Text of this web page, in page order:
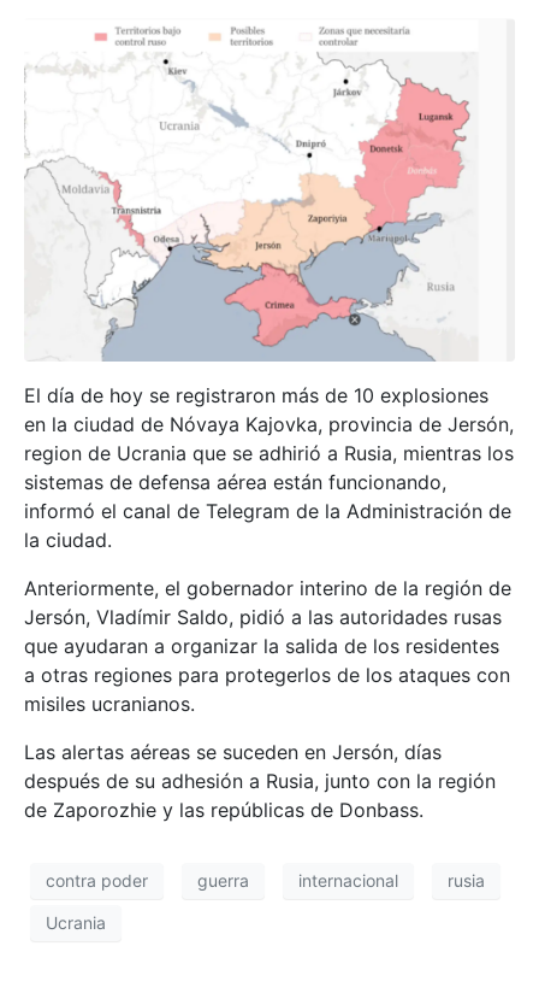
El día de hoy se registraron más de 10 explosiones
en la ciudad de Nóvaya Kajovka, provincia de Jersón,
region de Ucrania que se adhirió a Rusia, mientras los
sistemas de defensa aérea están funcionando,
informó el canal de Telegram de la Administración de
la ciudad.
Anteriormente, el gobernador interino de la región de
Jersón, Vladímir Saldo, pidió a las autoridades rusas
que ayudaran a organizar la salida de los residentes
a otras regiones para protegerlos de los ataques con
misiles ucranianos.
Las alertas aéreas se suceden en Jersón, días
después de su adhesión a Rusia, junto con la región
de Zaporozhie y las repúblicas de Donbass.
contra poder guerra internacional rusia
Ucrania